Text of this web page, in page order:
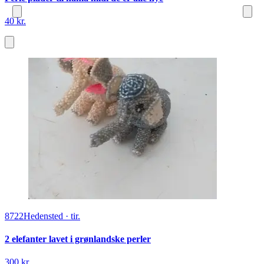
40 kr.
8722Hedensted · tir.
2 elefanter lavet i grønlandske perler